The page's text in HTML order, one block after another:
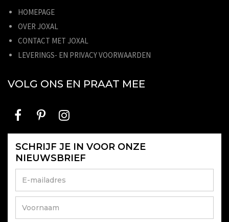
HOMEPAGE
OVER JOXAL
CONTACT MET JOXAL
LEVERINGS- EN PRIVACY VOORWAARDEN
VOLG ONS EN PRAAT MEE
SCHRIJF JE IN VOOR ONZE
NIEUWSBRIEF